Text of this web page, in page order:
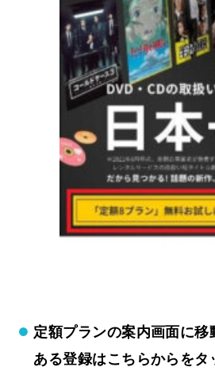
定額プランの案内画面に移
ある登録はこちらからをタ